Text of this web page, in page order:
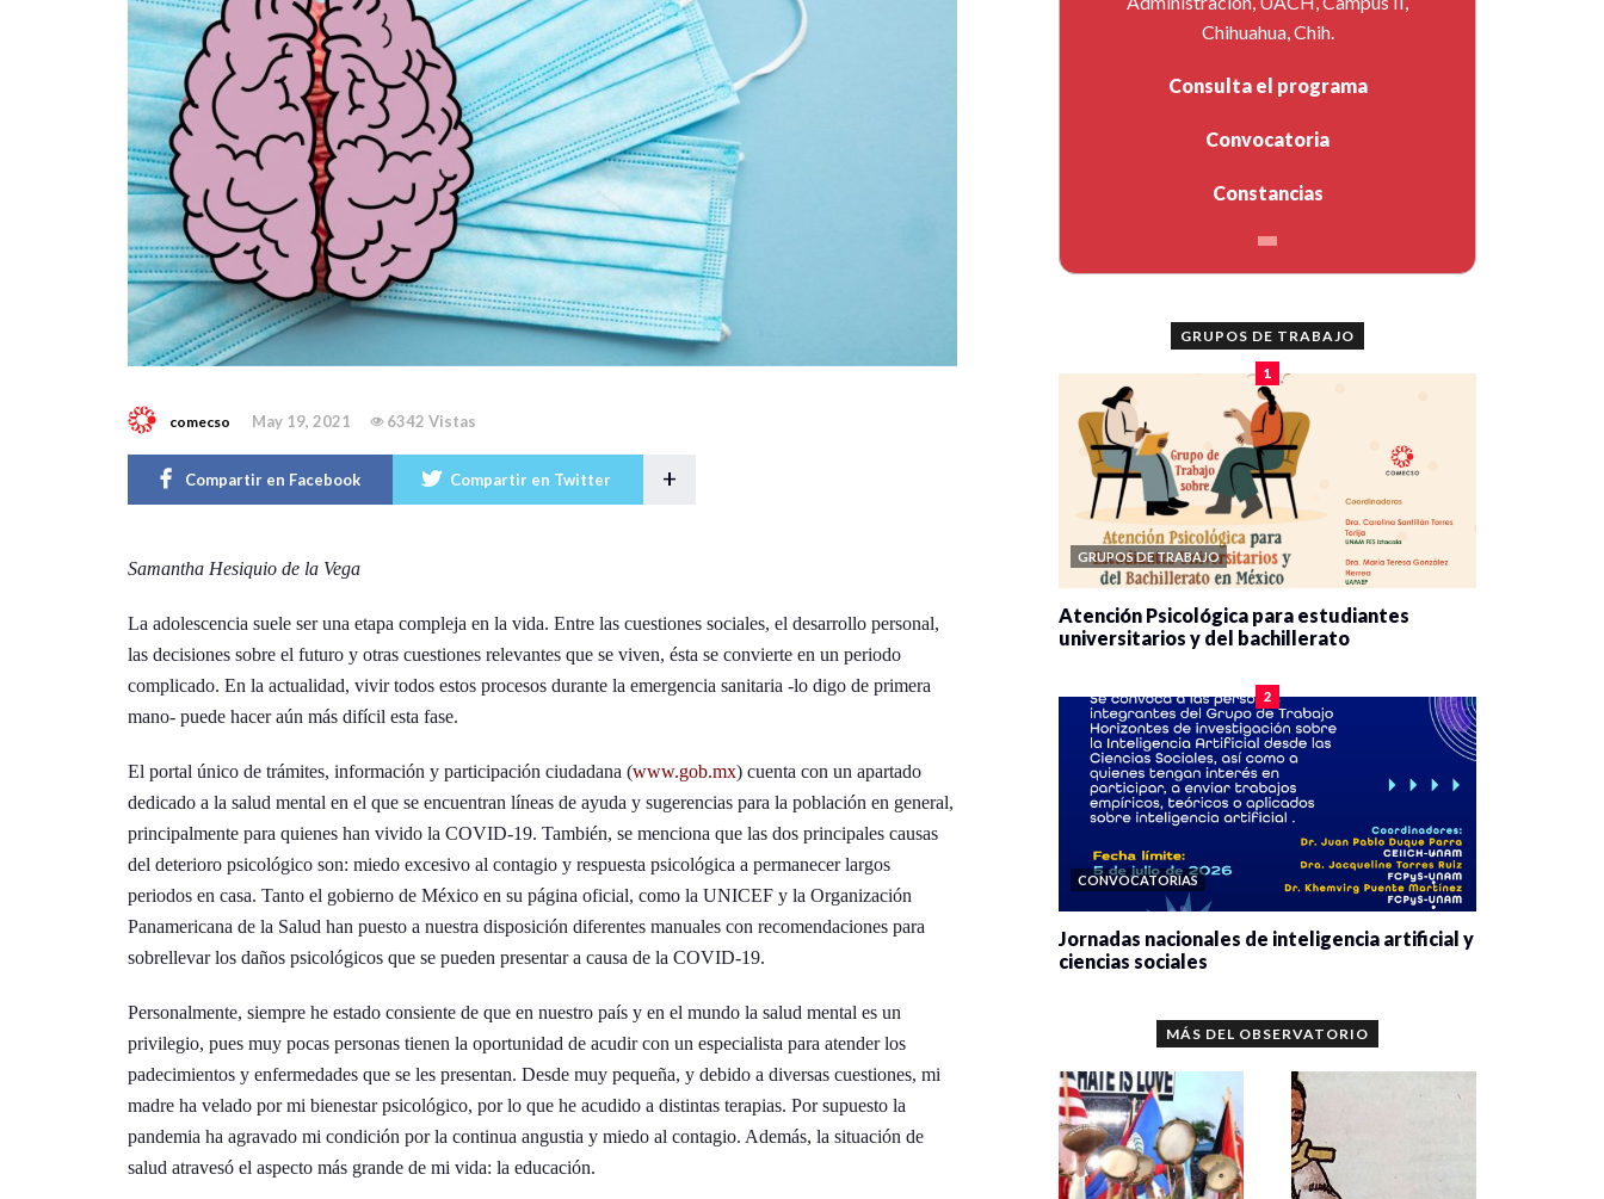
comecso May 19, 2021 6342 Vistas
Compartir en Facebook Compartir en Twitter +
Samantha Hesiquio de la Vega
La adolescencia suele ser una etapa compleja en la vida. Entre las cuestiones sociales, el desarrollo personal,
las decisiones sobre el futuro y otras cuestiones relevantes que se viven, ésta se convierte en un periodo
complicado. En la actualidad, vivir todos estos procesos durante la emergencia sanitaria -lo digo de primera
mano- puede hacer aún más difícil esta fase.
El portal único de trámites, información y participación ciudadana (www.gob.mx) cuenta con un apartado
dedicado a la salud mental en el que se encuentran líneas de ayuda y sugerencias para la población en general,
principalmente para quienes han vivido la COVID-19. También, se menciona que las dos principales causas
del deterioro psicológico son: miedo excesivo al contagio y respuesta psicológica a permanecer largos
periodos en casa. Tanto el gobierno de México en su página oficial, como la UNICEF y la Organización
Panamericana de la Salud han puesto a nuestra disposición diferentes manuales con recomendaciones para
sobrellevar los daños psicológicos que se pueden presentar a causa de la COVID-19.
Personalmente, siempre he estado consiente de que en nuestro país y en el mundo la salud mental es un
privilegio, pues muy pocas personas tienen la oportunidad de acudir con un especialista para atender los
padecimientos y enfermedades que se les presentan. Desde muy pequeña, y debido a diversas cuestiones, mi
madre ha velado por mi bienestar psicológico, por lo que he acudido a distintas terapias. Por supuesto la
pandemia ha agravado mi condición por la continua angustia y miedo al contagio. Además, la situación de
salud atravesó el aspecto más grande de mi vida: la educación.
Chihuahua, Chih.
Consulta el programa
Convocatoria
Constancias
GRUPOS DE TRABAJO
1
GRUPOS DE TRABAJO
Atención Psicológica para estudiantes
universitarios y del bachillerato
2
CONVOCATORIAS
Jornadas nacionales de inteligencia artificial y
ciencias sociales
MÁS DEL OBSERVATORIO